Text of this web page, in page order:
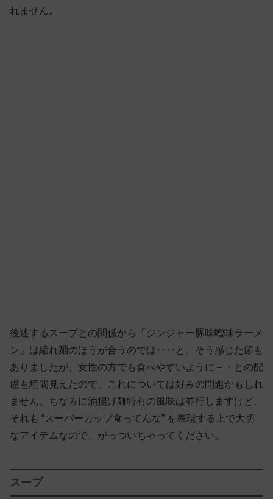
れません。
後述するスープとの関係から「ジンジャー豚味噌味ラーメ
ン」は縮れ麺のほうが合うのでは‥‥と、そう感じた節も
ありましたが、女性の方でも食べやすいように－・との配
慮も垣間見えたので、これについては好みの問題かもしれ
ません。ちなみに油揚げ麺特有の風味は並行しますけど、
それも “スーパーカップ食ってんな” を表現する上で大切
なアイテムなので、がっついちゃってください。
スープ